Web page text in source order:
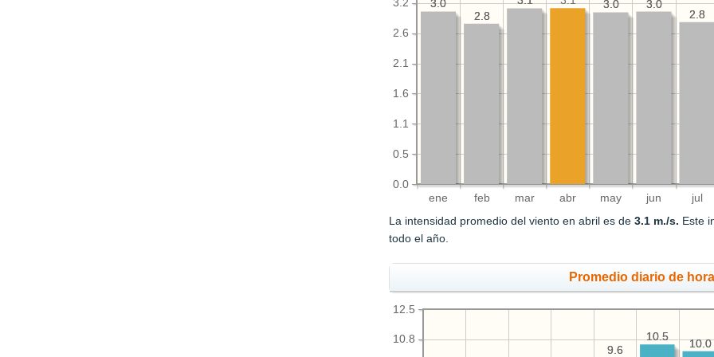
ene feb mar abr may jun jul
0.0
0.5
1.1
1.6
2.1
2.6
3.2
2.8
3.0
3.0
2.8
3.0
2.8
3.0
3.0
2.8
3.0
La intensidad promedio del viento en abril es de3.1 m./s. Este
todo el año.
Promedio diario de
10.8
12.5
10.0
10.5
9.6
10.0
10.5
9.6